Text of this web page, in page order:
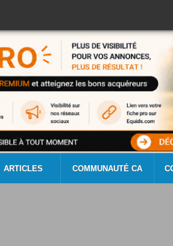
ARTICLES COMMUNAUTÉ CA